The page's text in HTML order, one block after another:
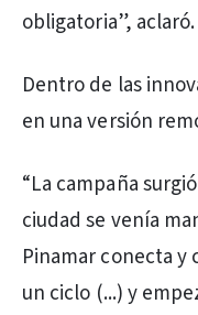
obligatoria”, aclaró.
Dentro de las
en una versión
“La campaña
ciudad se venía
Pinamar conecta
un ciclo (...) y